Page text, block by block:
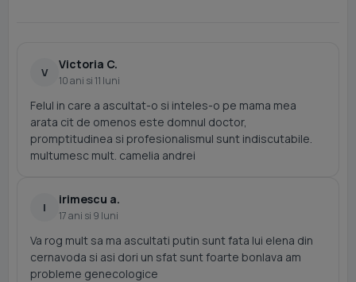
V
Victoria C.
10 ani si 11 luni
Felul in care a ascultat-o si inteles-o pe mama mea
arata cit de omenos este domnul doctor,
promptitudinea si profesionalismul sunt indiscutabile.
multumesc mult. camelia andrei
I
irimescu a.
17 ani si 9 luni
Va rog mult sa ma ascultati putin sunt fata lui elena din
cernavoda si asi dori un sfat sunt foarte bonlava am
probleme genecologice